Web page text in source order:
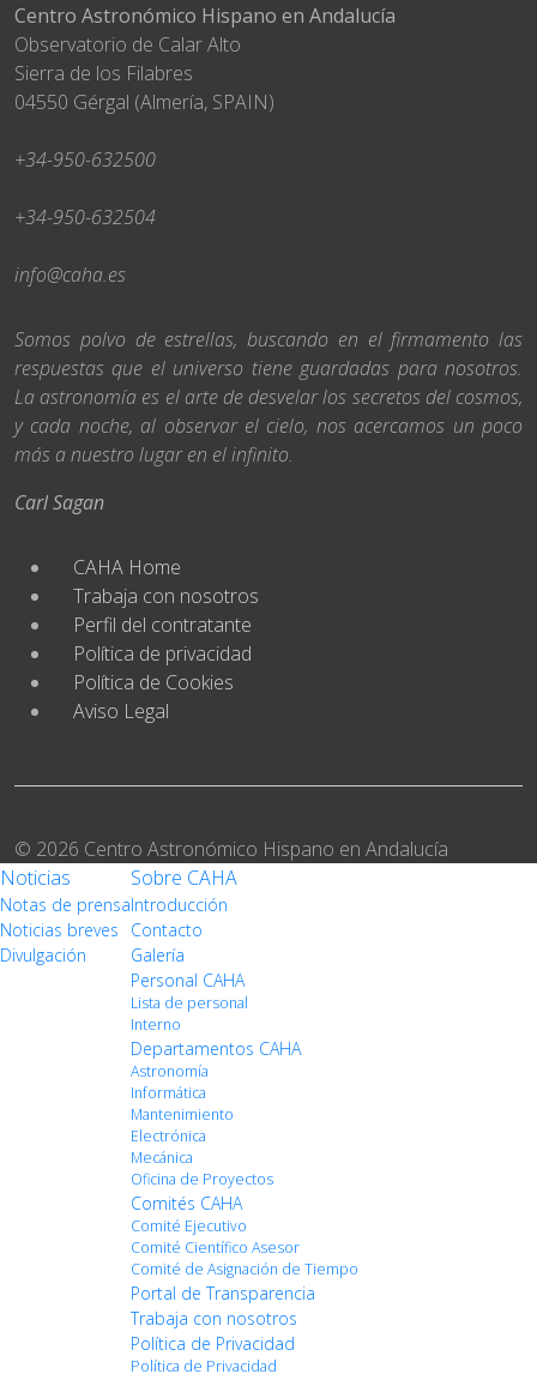
Centro Astronómico Hispano en Andalucía
Observatorio de Calar Alto
Sierra de los Filabres
04550 Gérgal (Almería, SPAIN)
+34-950-632500
+34-950-632504
info@caha.es
Somos polvo de estrellas, buscando en el firmamento las
respuestas que el universo tiene guardadas para nosotros.
La astronomía es el arte de desvelar los secretos del cosmos,
y cada noche, al observar el cielo, nos acercamos un poco
más a nuestro lugar en el infinito.
Carl Sagan
CAHA Home
Trabaja con nosotros
Perfil del contratante
Política de privacidad
Política de Cookies
Aviso Legal
© 2026 Centro Astronómico Hispano en Andalucía
Noticias
Notas de prensa
Noticias breves
Divulgación
Sobre CAHA
Introducción
Contacto
Galería
Personal CAHA
Lista de personal
Interno
Departamentos CAHA
Astronomía
Informática
Mantenimiento
Electrónica
Mecánica
Oficina de Proyectos
Comités CAHA
Comité Ejecutivo
Comité Científico Asesor
Comité de Asignación de Tiempo
Portal de Transparencia
Trabaja con nosotros
Política de Privacidad
Política de Privacidad